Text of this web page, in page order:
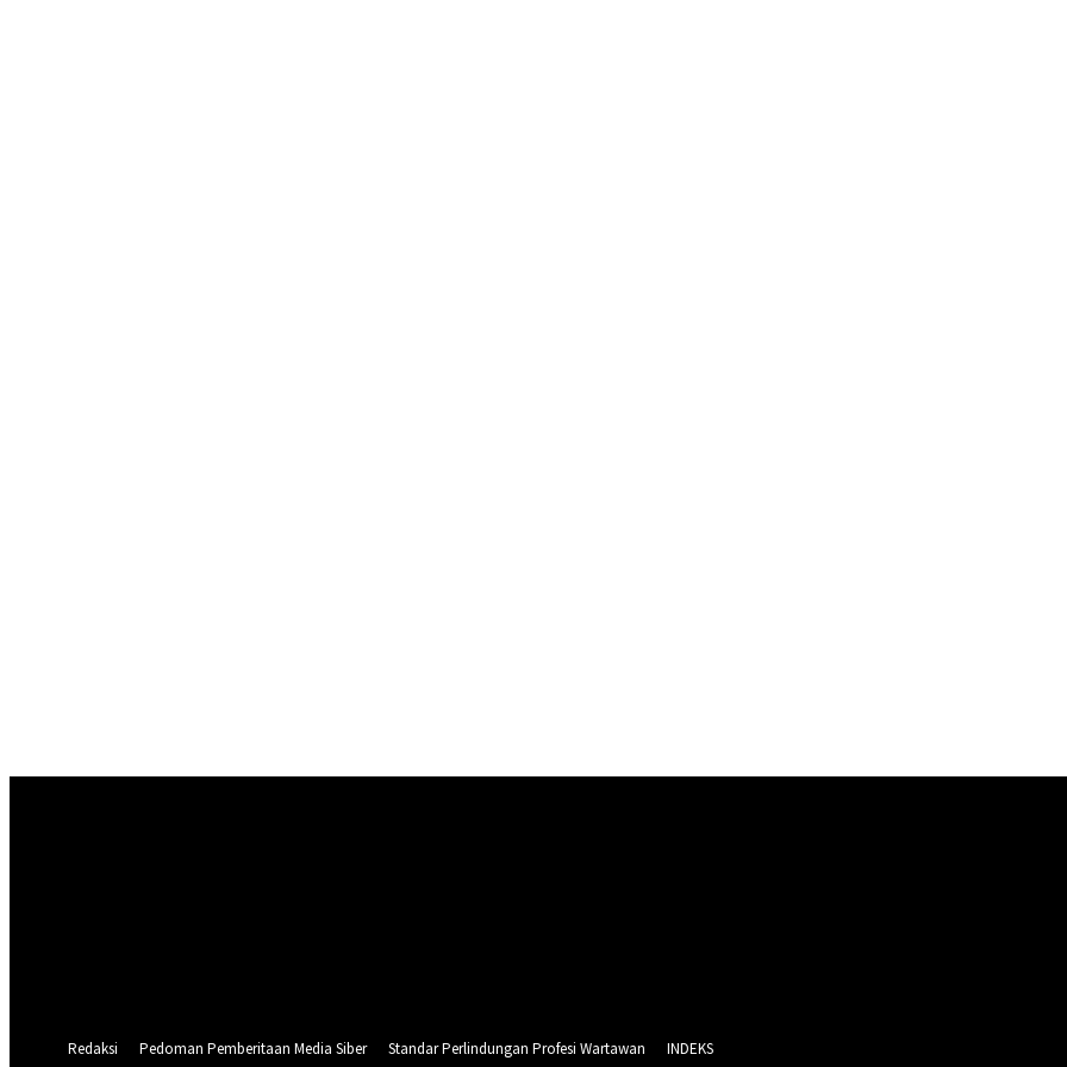
Redaksi
Pedoman Pemberitaan Media Siber Standar Perlindungan Profesi Wartawan INDEKS